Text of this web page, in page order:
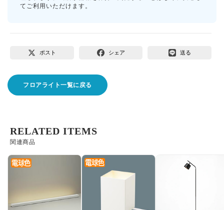
てご利用いただけます。
ポスト シェア 送る
フロアライト一覧に戻る
関連商品
RELATED ITEMS